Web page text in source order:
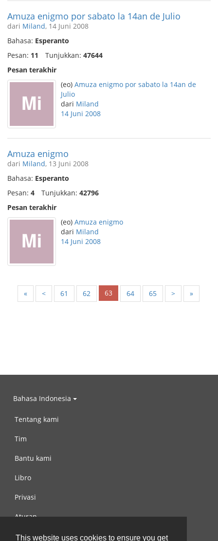
This website uses cookies to ensure you get
Amuza enigmo por sabato la 14an de Julio
dari Miland, 14 Juni 2008
Bahasa: Esperanto
Pesan: 11 Tunjukkan: 47644
Pesan terakhir
(eo) Amuza enigmo por sabato la 14an de
Julio
dari Miland
14 Juni 2008
Amuza enigmo
dari Miland, 13 Juni 2008
Bahasa: Esperanto
Pesan: 4 Tunjukkan: 42796
Pesan terakhir
(eo) Amuza enigmo
dari Miland
14 Juni 2008
« < 61 62 63 64 65 > »
Bahasa Indonesia
Tentang kami
Tim
Bantu kami
Libro
Privasi
Aturan
Hubungi kami